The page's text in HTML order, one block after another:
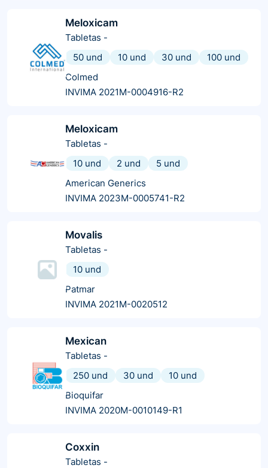
Meloxicam
Tabletas -
50 und
10 und 30 und
100 und
Colmed
INVIMA 2021M-0004916-R2
Meloxicam
Tabletas -
10 und
2 und
5 und
American Generics
INVIMA 2023M-0005741-R2
Movalis
Tabletas -
10 und
Patmar
INVIMA 2021M-0020512
Mexican
Tabletas -
250 und
30 und
10 und
Bioquifar
INVIMA 2020M-0010149-R1
Coxxin
Tabletas -